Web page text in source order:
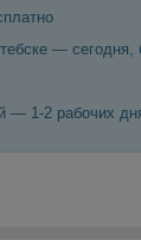
— сегодня,
— 1-2 рабочих